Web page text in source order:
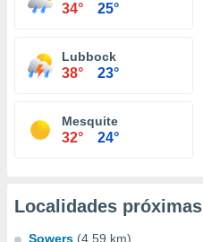
34° 25°
Lubbock
38° 23°
Mesquite
32° 24°
Localidades próximas
Sowers (4.59 km)